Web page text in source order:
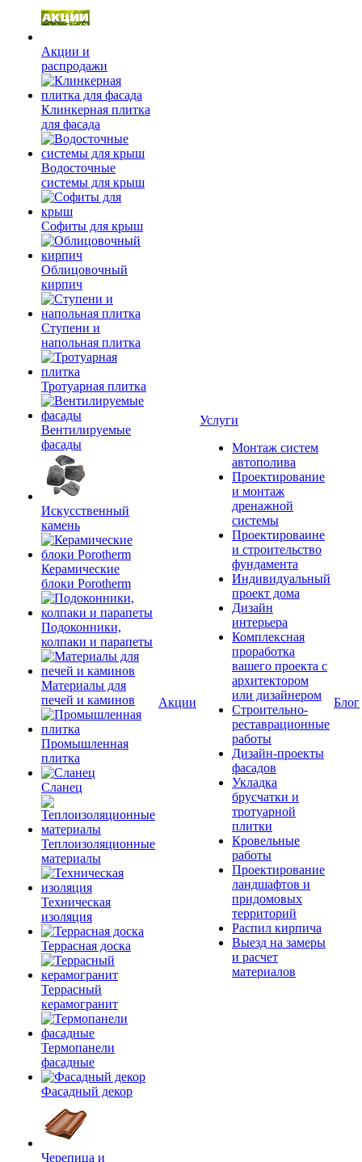
Акции и
распродажи
Клинкерная плитка
для фасада
Водосточные
системы для крыш
Софиты для крыш
Облицовочный
кирпич
Ступени и
напольная плитка
Тротуарная плитка
Вентилируемые
фасады
Искусственный
камень
Керамические
блоки Porotherm
Подоконники,
колпаки и парапеты
Материалы для
печей и каминов
Промышленная
плитка
Сланец
Теплоизоляционные
материалы
Техническая
изоляция
Террасная доска
Террасный
керамогранит
Термопанели
фасадные
Фасадный декор
Черепица и
Акции
Услуги
Монтаж систем
автополива
Проектирование
и монтаж
дренажной
системы
Проектироваине
и строительство
фундамента
Индивидуальный
проект дома
Дизайн
интерьера
Комплексная
проработка
вашего проекта с
архитектором
или дизайнером
Строительно-
реставрационные
работы
Дизайн-проекты
фасадов
Укладка
брусчатки и
тротуарной
плитки
Кровельные
работы
Проектирование
ландшафтов и
придомовых
территорий
Распил кирпича
Выезд на замеры
и расчет
материалов
Блог